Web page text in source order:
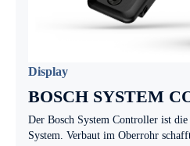
Display
BOSCH SYSTEM
Der Bosch System Controller ist
System. Verbaut im Oberrohr